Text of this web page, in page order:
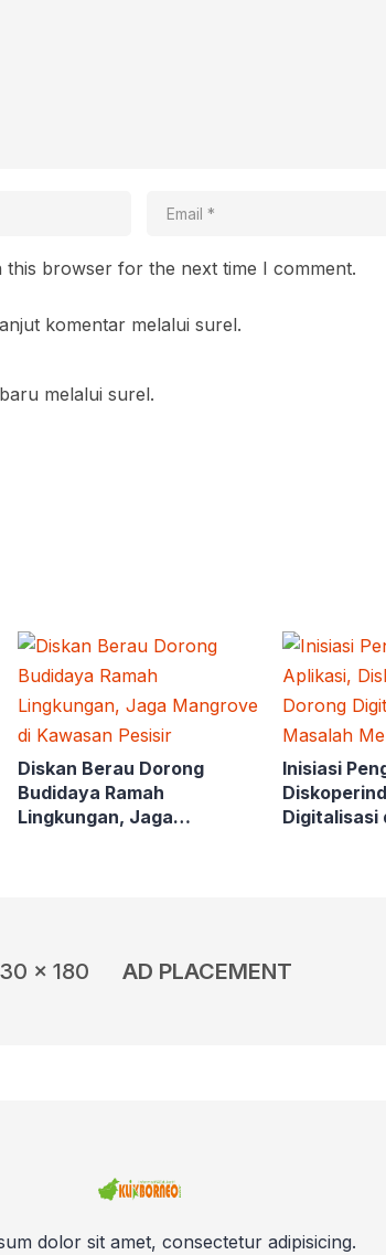
this browser for the next time I comment.
komentar melalui surel.
melalui surel.
Diskan Berau Dorong
Budidaya Ramah
Lingkungan, Jaga
Inisiasi
Digitalisasi
x 180 AD PLACEMENT
dolor sit amet, consectetur adipisicing.